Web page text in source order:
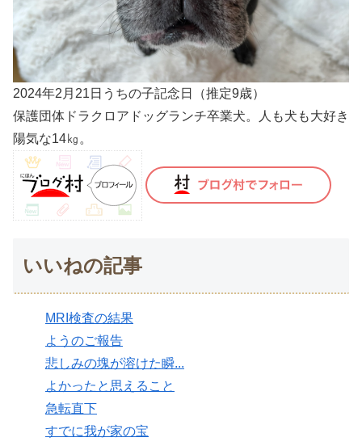
2024年2月21日うちの子記念日（推定9歳）
保護団体ドラクロアドッグランチ卒業犬。人も犬も大好き
陽気な14㎏。
いいねの記事
MRI検査の結果
ようのご報告
悲しみの塊が溶けた瞬...
よかったと思えること
急転直下
すでに我が家の宝